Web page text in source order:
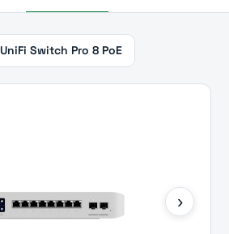
UniFi Switch Pro 8 PoE
›